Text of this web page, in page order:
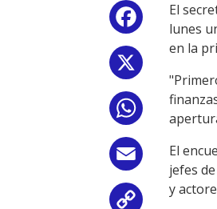
Facebook
WhatsApp
Email
Copy
El
lunes
en la
El
jefes
y